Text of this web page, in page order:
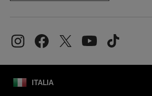
ITALIA